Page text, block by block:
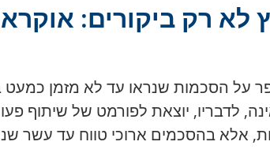
רק ביקורים:
זלנסקי ב-30 במרץ 2026 סיפר על הסכמות
לדבריו, יוצאת לפורמט של
אלא בהסכמים ארוכי טווח עד עשר